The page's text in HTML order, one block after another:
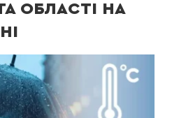
ОБЛАСТІ НА